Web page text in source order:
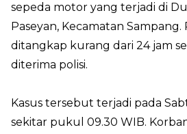
sepeda motor yang terjadi di
Paseyan, Kecamatan Sampang.
ditangkap kurang dari 24 jam
diterima polisi.
Kasus tersebut terjadi pada
sekitar pukul 09.30 WIB.